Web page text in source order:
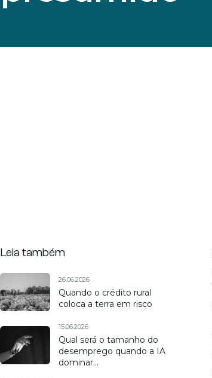
Leia também
26.06.2026
Quando o crédito rural
coloca a terra em risco
15.06.2026
Qual será o tamanho do
desemprego quando a IA
dominar…